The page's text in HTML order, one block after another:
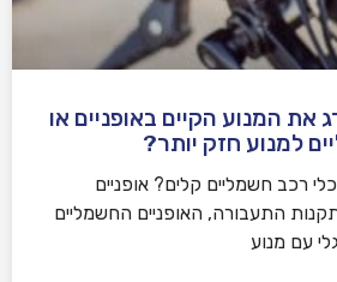
המנוע הקיים באופניים או
למנוע חזק יותר?
רכב חשמליים קלים? אופניים
התעבורה, האופניים החשמליים
עם מנוע